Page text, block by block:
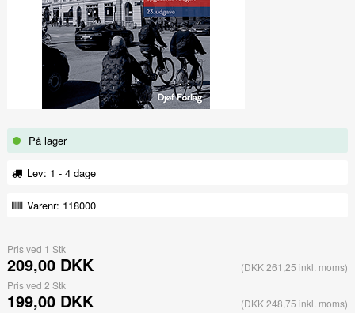
På lager
Lev: 1 - 4 dage
Varenr: 118000
Pris ved 1 Stk
209,00 DKK
(DKK 261,25 inkl. moms)
Pris ved 2 Stk
199,00 DKK
(DKK 248,75 inkl. moms)